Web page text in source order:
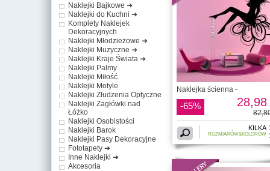
Naklejki Bajkowe ➜
Naklejki do Kuchni ➜
Komplety Naklejek
Dekoracyjnych
Naklejki Młodzieżowe ➜
Naklejki Muzyczne ➜
Naklejki Kraje Świata ➜
Naklejki Palmy
Naklejki Miłość
Naklejki Motyle
Naklejki Złudzenia Optyczne
Naklejki Zagłówki nad
Łóżko
Naklejki Osobistości
Naklejki Barok
Naklejki Pasy Dekoracyjne
Fototapety ➜
Inne Naklejki ➜
Akcesoria
Naklejka ścienna -
-65% 28,98
KILKA
ROZMIARÓW&KOLORÓW